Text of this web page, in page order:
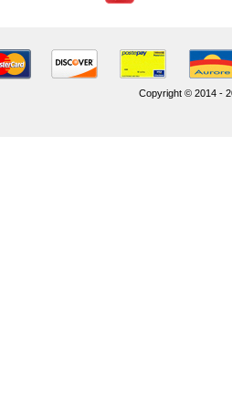
Copyright © 2014 -